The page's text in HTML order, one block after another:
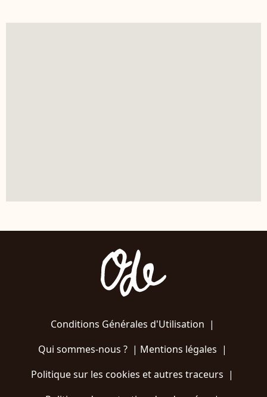
Conditions Générales d'Utilisation |
Qui sommes-nous ?| Mentions légales |
Politique sur les cookies et autres traceurs |